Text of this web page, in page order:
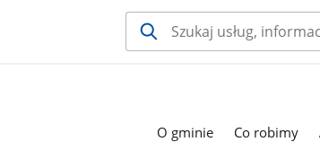
O gminie Co robimy